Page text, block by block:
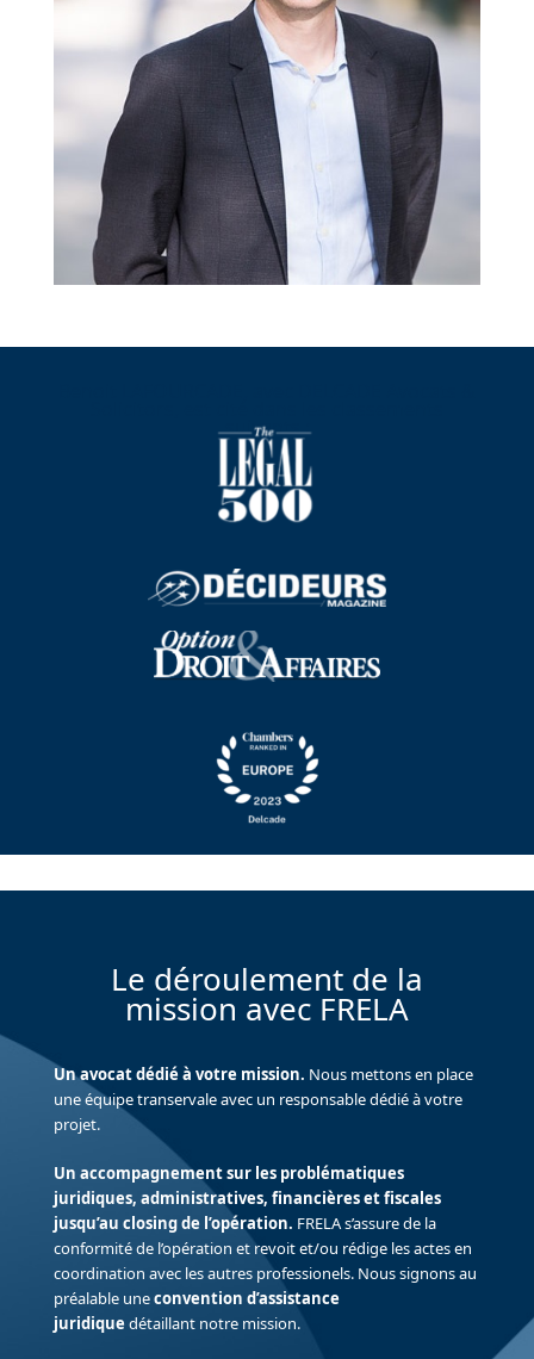
suivants :
Le déroulement de la
mission avec FRELA
Un avocat dédié à votre mission. Nous mettons en place
une équipe transervale avec un responsable dédié à votre
projet.
Un accompagnement sur les problématiques
juridiques, administratives, financières et fiscales
jusqu’au closing de l’opération. FRELA s’assure de la
conformité de l’opération et revoit et/ou rédige les actes en
coordination avec les autres professionels. Nous signons au
préalable uneconvention d’assistance
juridique détaillant notre mission.